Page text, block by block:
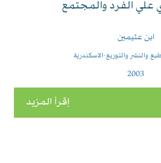
علي الفرد والمجتمع
ابن عثيمين
والنشر والتوزيع-الاسكندرية
2003
إقرأ المزيد